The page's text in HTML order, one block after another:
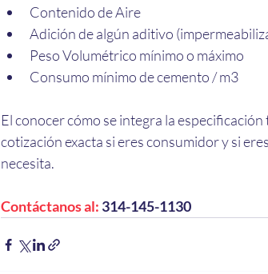
Contenido de Aire
Adición de algún aditivo
Peso Volumétrico mínimo o máximo
Consumo mínimo de cemento / m3
El conocer cómo se integra la
cotización exacta si eres consumidor y si
necesita.
Contáctanos al: 314-145-1130